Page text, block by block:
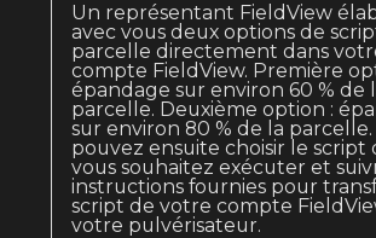
Un représentant FieldView
avec vous deux options de
parcelle directement dans
compte FieldView. Première
épandage sur environ 60 % de
parcelle. Deuxième option :
sur environ 80 % de la parcelle.
pouvez ensuite choisir le script
vous souhaitez exécuter et
instructions fournies pour
script de votre compte
votre pulvérisateur.